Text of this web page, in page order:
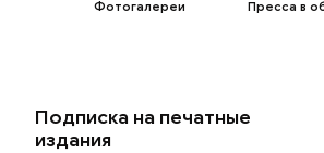
Фотогалереи
Пресса в
Подписка на печатные
издания